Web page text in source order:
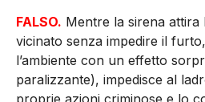
FALSO. Mentre la sirena attira
vicinato senza impedire il
l’ambiente con un effetto
paralizzante), impedisce al
proprie azioni criminose e lo